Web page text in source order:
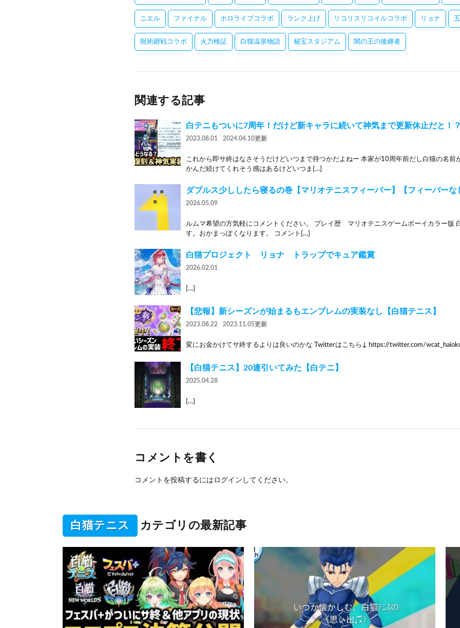
ニエル ファイナル ホロライブコラボ ランク上げ リコリスリコイルコラボ リョナ
呪術廻戦コラボ 火力検証 白猫温泉物語 秘宝スタジアム 闇の王の後継者
関連する記事
白テニもついに7周年！だけど新キャラに続いて神気まで更新休止だと！
2023.08.01 2024.04.10更新
これから即サ終はなさそうだけどいつまで持つかだよねー 本家が10周年前だし白猫の名前
かんだ続けてくれそう感はあるけどいつま[…]
ダブルス少ししたら寝るの巻【マリオテニスフィーバー】【フィーバーな
2026.05.09
ルムマ希望の方気軽にコメントください。 プレイ歴 マリオテニスゲームボーイカラー版
す。おかまっぽくなります。 コメント[…]
白猫プロジェクト リョナ トラップでキュア鑑賞
2026.02.01
[…]
【悲報】新シーズンが始まるもエンブレムの実装なし【白猫テニス】
2023.08.22 2023.11.05更新
変にお金かけてサ終するよりは良いのかな Twitterはこちら↓ https://twitter.com/
【白猫テニス】20連引いてみた【白テニ】
2025.04.28
[…]
コメントを書く
コメントを投稿するには ログイン してください。
白猫テニス カテゴリの最新記事